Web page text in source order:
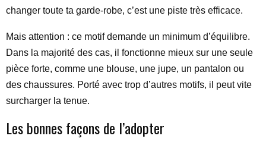
changer toute ta garde-robe, c’est une piste très efficace.
Mais attention : ce motif demande un minimum d’équilibre.
Dans la majorité des cas, il fonctionne mieux sur une seule
pièce forte, comme une blouse, une jupe, un pantalon ou
des chaussures. Porté avec trop d’autres motifs, il peut vite
surcharger la tenue.
Les bonnes façons de l’adopter